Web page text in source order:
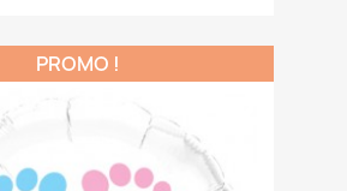
PROMO !